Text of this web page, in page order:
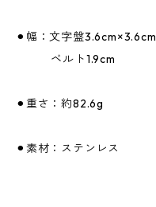
⚫︎幅：文字盤3.6cm×3.6cm
ベルト1.9cm
⚫︎重さ：約82.6g
⚫︎素材：ステンレス